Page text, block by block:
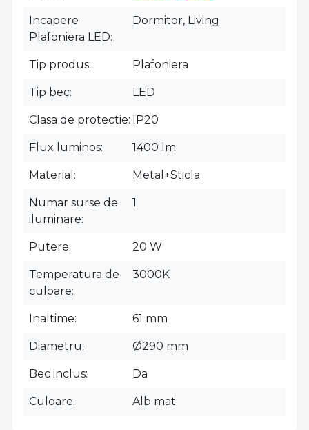
Incapere
Plafoniera LED
Dormitor, Living
Tip produs Plafoniera
Tip bec LED
Clasa de protectie IP20
Flux luminos 1400 lm
Material Metal+Sticla
Numar surse de
iluminare
1
Putere 20 W
Temperatura de
culoare
3000K
Inaltime 61 mm
Diametru Ø290 mm
Bec inclus Da
Culoare Alb mat